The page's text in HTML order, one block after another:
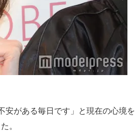
安がある毎日です」と現在の心境を
。